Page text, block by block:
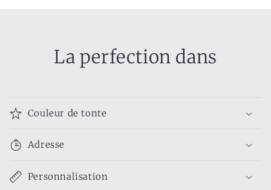
La perfection dans
Couleur de tonte
Adresse
Personnalisation